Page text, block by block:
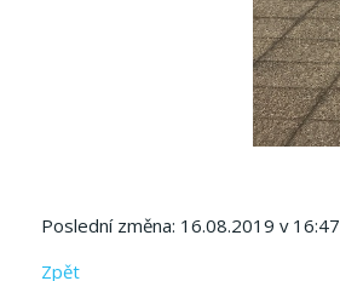
Poslední změna: 16.08.2019 v 16:47
Zpět